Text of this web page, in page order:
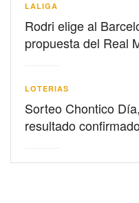
LALIGA
Rodri elige al
propuesta del Real
LOTERIAS
Sorteo Chontico
resultado